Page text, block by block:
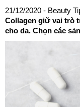
21/12/2020 - Beauty
Collagen giữ vai trò
cho da. Chọn các